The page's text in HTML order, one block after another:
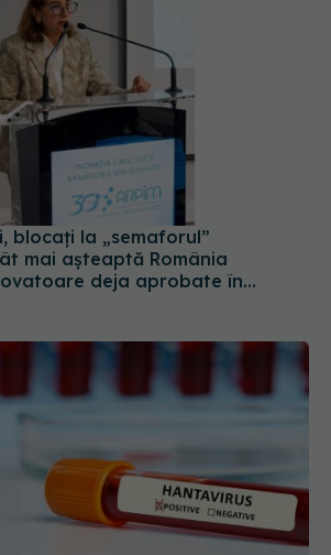
blocați la „semaforul”
mai așteaptă România
deja aprobate în
după un nou caz de hantavirus
care se transmite de la om la